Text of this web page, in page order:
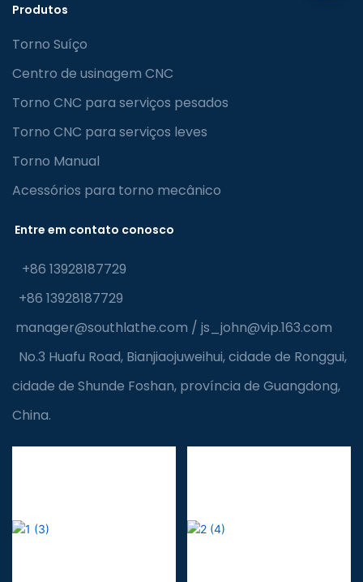
Produtos
Torno Suíço
Centro de usinagem CNC
Torno CNC para serviços pesados
Torno CNC para serviços leves
Torno Manual
Acessórios para torno mecânico
Entre em contato conosco
+86 13928187729
+86 13928187729
manager@southlathe.com / js_john@vip.163.com
No.3 Huafu Road, Bianjiaojuweihui, cidade de Ronggui,
cidade de Shunde Foshan, província de Guangdong,
China.